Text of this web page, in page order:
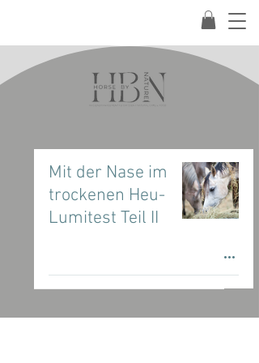
Mit der Nase im
trockenen Heu-
Lumitest Teil II